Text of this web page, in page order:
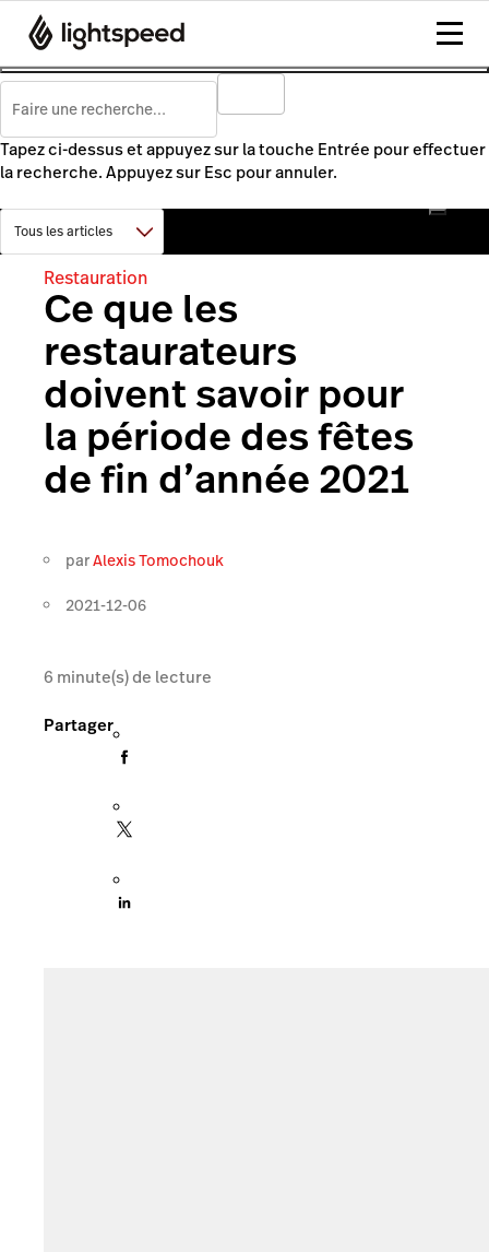
Tapez ci-dessus et appuyez sur la touche Entrée pour effectuer
la recherche. Appuyez sur Esc pour annuler.
Restauration
Ce que les
restaurateurs
doivent savoir pour
la période des fêtes
de fin d’année 2021
parAlexis Tomochouk
2021-12-06
6 minute(s) de lecture
Partager